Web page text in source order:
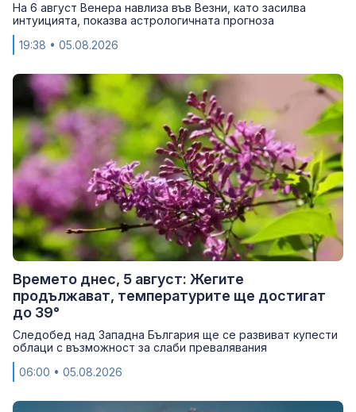
На 6 август Венера навлиза във Везни, като засилва
интуицията, показва астрологичната прогноза
19:38 • 05.08.2026
Времето днес, 5 август: Жегите
продължават, температурите ще достигат
до 39°
Следобед над Западна България ще се развиват купести
облаци с възможност за слаби превалявания
06:00 • 05.08.2026